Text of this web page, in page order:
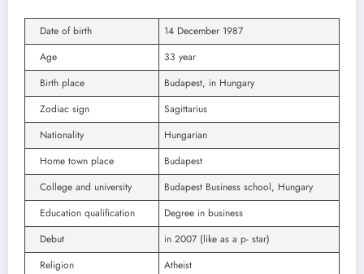
Date of birth
14 December 1987
Age
33 year
Birth place
Budapest, in Hungary
Zodiac sign
Sagittarius
Nationality
Hungarian
Home town place
Budapest
College and university
Budapest Business school, Hungary
Education qualification
Degree in business
Debut
in 2007 (like as a p- star)
Religion
Atheist